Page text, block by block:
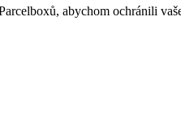
abychom ochránili